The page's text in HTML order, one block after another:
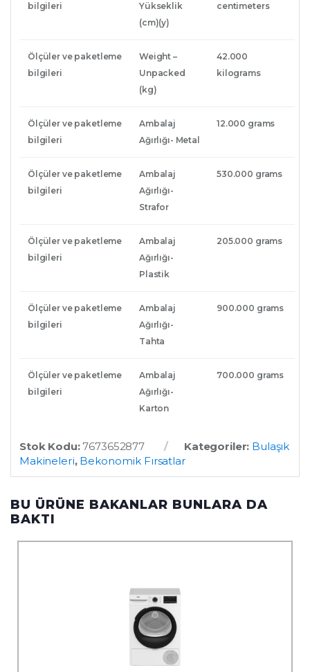
bilgileri
Yükseklik
(cm)(y)
centimeters
Ölçüler ve paketleme
bilgileri
Weight –
Unpacked
(kg)
42.000
kilograms
Ölçüler ve paketleme
bilgileri
Ambalaj
Ağırlığı- Metal
12.000 grams
Ölçüler ve paketleme
bilgileri
Ambalaj
Ağırlığı-
Strafor
530.000 grams
Ölçüler ve paketleme
bilgileri
Ambalaj
Ağırlığı-
Plastik
205.000 grams
Ölçüler ve paketleme
bilgileri
Ambalaj
Ağırlığı-
Tahta
900.000 grams
Ölçüler ve paketleme
bilgileri
Ambalaj
Ağırlığı-
Karton
700.000 grams
Stok Kodu: 7673652877 Kategoriler: Bulaşık
Makineleri, Bekonomik Fırsatlar
BU ÜRÜNE BAKANLAR BUNLARA DA
BAKTI